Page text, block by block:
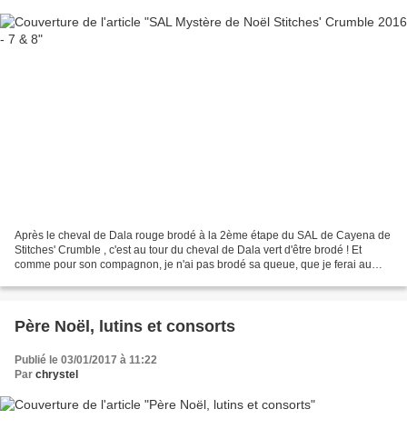
Après le cheval de Dala rouge brodé à la 2ème étape du SAL de Cayena de
Stitches' Crumble , c'est au tour du cheval de Dala vert d'être brodé ! Et
comme pour son compagnon, je n'ai pas brodé sa queue, que je ferai au
Père Noël, lutins et consorts
Publié le 03/01/2017 à 11:22
Par chrystel